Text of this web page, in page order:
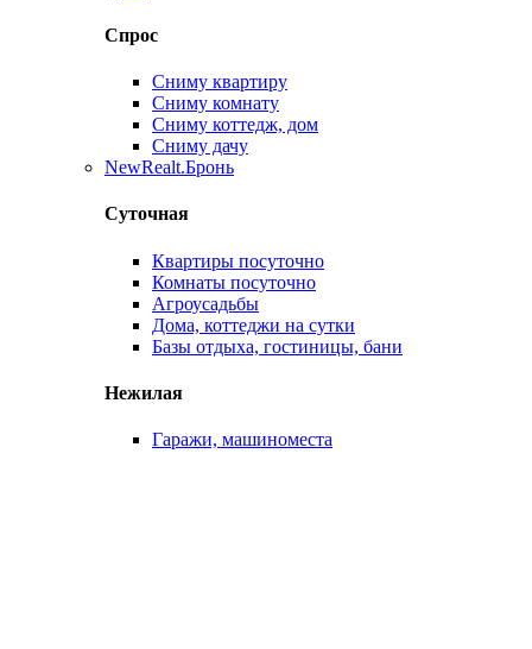
Спрос
Сниму квартиру
Сниму комнату
Сниму коттедж, дом
Сниму дачу
NewRealt.Бронь
Суточная
Квартиры посуточно
Комнаты посуточно
Агроусадьбы
Дома, коттеджи на сутки
Базы отдыха, гостиницы, бани
Нежилая
Гаражи, машиноместа